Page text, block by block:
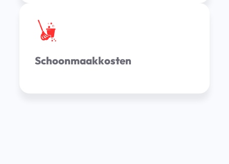
Schoonmaakkosten